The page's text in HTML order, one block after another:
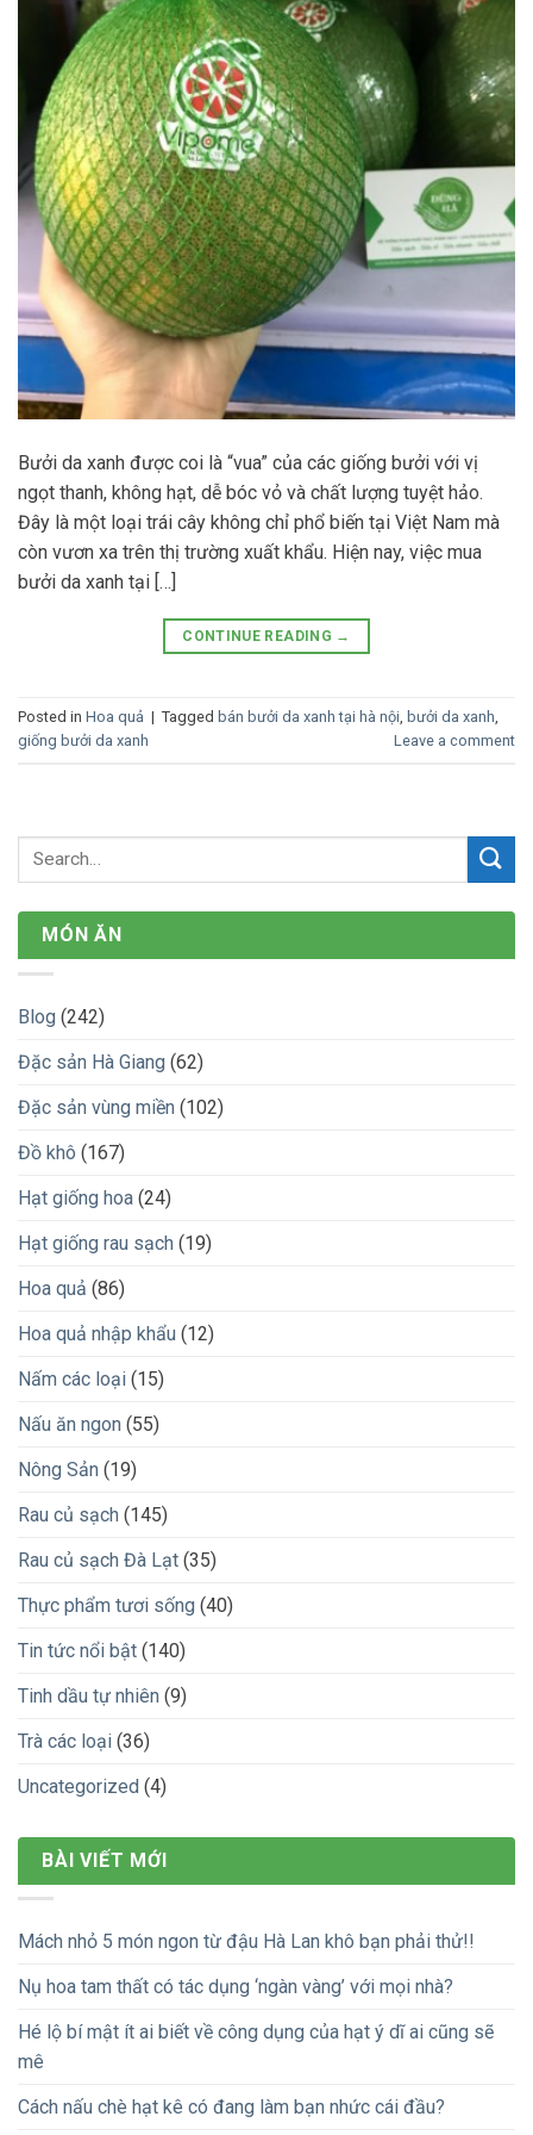
Bưởi da xanh được coi là “vua” của các giống bưởi với vị
ngọt thanh, không hạt, dễ bóc vỏ và chất lượng tuyệt hảo.
Đây là một loại trái cây không chỉ phổ biến tại Việt Nam mà
còn vươn xa trên thị trường xuất khẩu. Hiện nay, việc mua
bưởi da xanh tại […]
CONTINUE READING →
Posted in Hoa quả | Tagged bán bưởi da xanh tại hà nội, bưởi da xanh,
giống bưởi da xanh
Leave a comment
MÓN ĂN
Blog (242)
Đặc sản Hà Giang (62)
Đặc sản vùng miền (102)
Đồ khô (167)
Hạt giống hoa (24)
Hạt giống rau sạch (19)
Hoa quả (86)
Hoa quả nhập khẩu (12)
Nấm các loại (15)
Nấu ăn ngon (55)
Nông Sản (19)
Rau củ sạch (145)
Rau củ sạch Đà Lạt (35)
Thực phẩm tươi sống (40)
Tin tức nổi bật (140)
Tinh dầu tự nhiên (9)
Trà các loại (36)
Uncategorized (4)
BÀI VIẾT MỚI
Mách nhỏ 5 món ngon từ đậu Hà Lan khô bạn phải thử!!
Nụ hoa tam thất có tác dụng ‘ngàn vàng’ với mọi nhà?
Hé lộ bí mật ít ai biết về công dụng của hạt ý dĩ ai cũng sẽ
mê
Cách nấu chè hạt kê có đang làm bạn nhức cái đầu?